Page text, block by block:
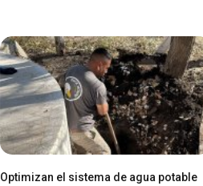
Optimizan el sistema de agua potable